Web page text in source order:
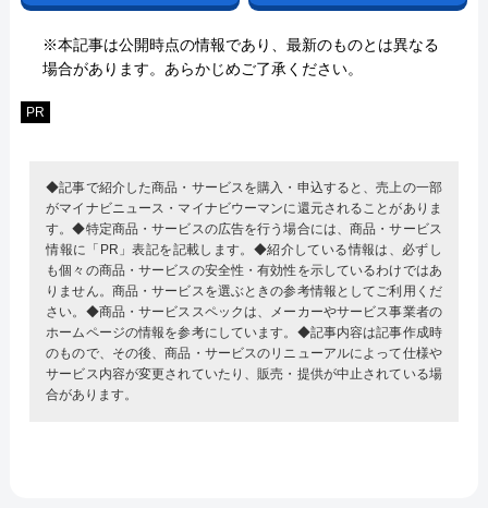
※本記事は公開時点の情報であり、最新のものとは異なる
場合があります。あらかじめご了承ください。
PR
◆記事で紹介した商品・サービスを購入・申込すると、売上の一部
がマイナビニュース・マイナビウーマンに還元されることがありま
す。◆特定商品・サービスの広告を行う場合には、商品・サービス
情報に「PR」表記を記載します。◆紹介している情報は、必ずし
も個々の商品・サービスの安全性・有効性を示しているわけではあ
りません。商品・サービスを選ぶときの参考情報としてご利用くだ
さい。◆商品・サービススペックは、メーカーやサービス事業者の
ホームページの情報を参考にしています。◆記事内容は記事作成時
のもので、その後、商品・サービスのリニューアルによって仕様や
サービス内容が変更されていたり、販売・提供が中止されている場
合があります。